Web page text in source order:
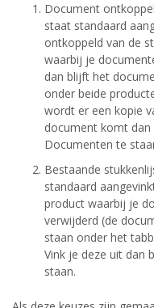
Document
staat standaard
ontkoppeld van de
waarbij je
dan blijft het
onder beide
wordt er een kopie
document komt
Documenten te
Bestaande
standaard
product waarbij je
verwijderd (de
staan onder het
Vink je deze uit dan
staan.